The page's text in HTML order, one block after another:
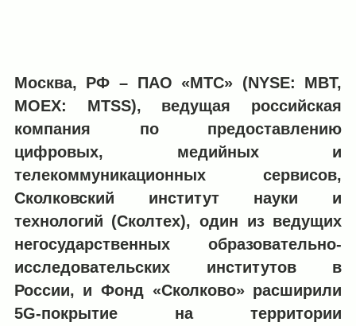
Москва, РФ – ПАО «МТС» (NYSE: MBT,
MOEX: MTSS), ведущая российская
компания по предоставлению
цифровых, медийных и
телекоммуникационных сервисов,
Сколковский институт науки и
технологий (Сколтех), один из ведущих
негосударственных образовательно-
исследовательских институтов в
России, и Фонд «Сколково» расширили
5G-покрытие на территории